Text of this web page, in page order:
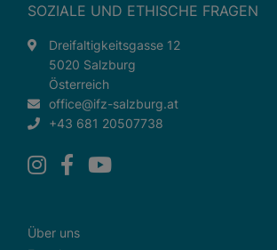
SOZIALE UND ETHISCHE FRAGEN
Dreifaltigkeitsgasse 12
5020 Salzburg
Österreich
office@ifz-salzburg.at
+43 681 20507738
Über uns